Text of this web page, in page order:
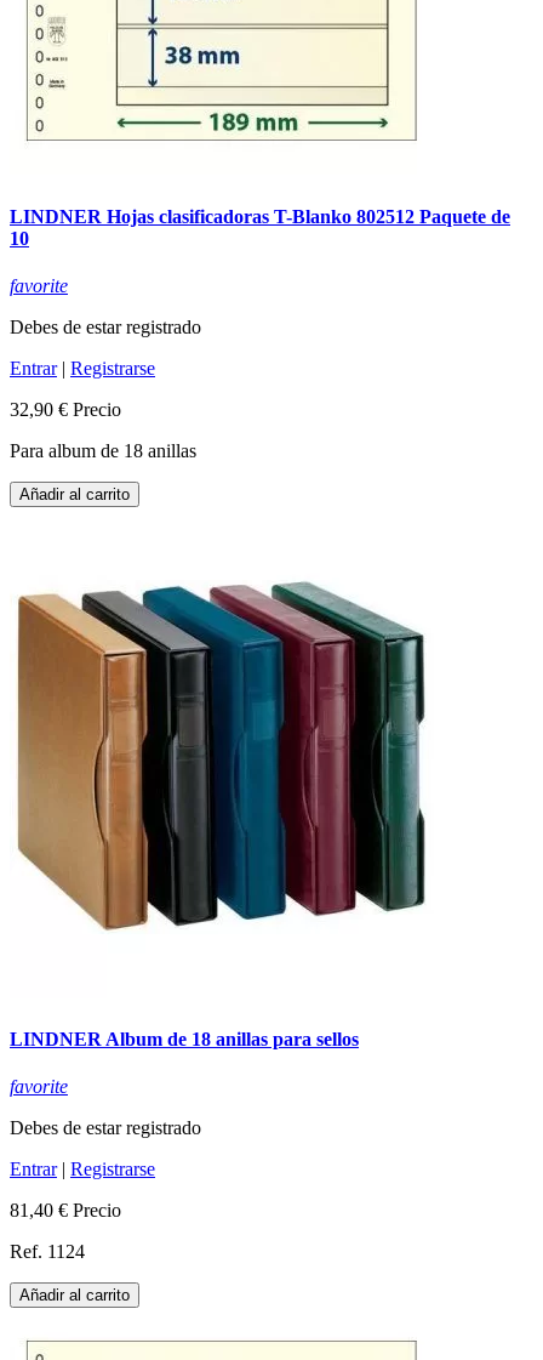
LINDNER Hojas clasificadoras T-Blanko 802512 Paquete de
10
favorite
Debes de estar registrado
Entrar| Registrarse
32,90 € Precio
Para album de 18 anillas
Añadir al carrito
LINDNER Album de 18 anillas para sellos
favorite
Debes de estar registrado
Entrar| Registrarse
81,40 € Precio
Ref. 1124
Añadir al carrito